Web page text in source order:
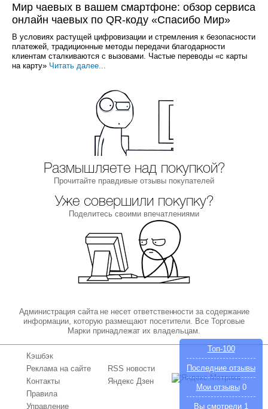
Мир чаевых в вашем смартфоне: обзор сервиса
онлайн чаевых по QR-коду «Спасибо Мир»
В условиях растущей цифровизации и стремления к безопасности
платежей, традиционные методы передачи благодарности
клиентам сталкиваются с вызовами. Частые переводы «с карты
на карту» Читать далее...
Размышляете над покупкой?
Прочитайте правдивые отзывы покупателей
Уже совершили покупку?
Поделитесь своими впечатлениями
Администрация сайта не несет ответственности за содержание
информации, которую размещают посетители. Все Торговые
Марки принадлежат их владельцам.
Кэшбэк
Реклама на сайте
Контакты
Правила
Управление
RSS новости
Яндекс Дзен
Топ-100
Последние отзывы
Мои отзывы0
Вы смотрели 1